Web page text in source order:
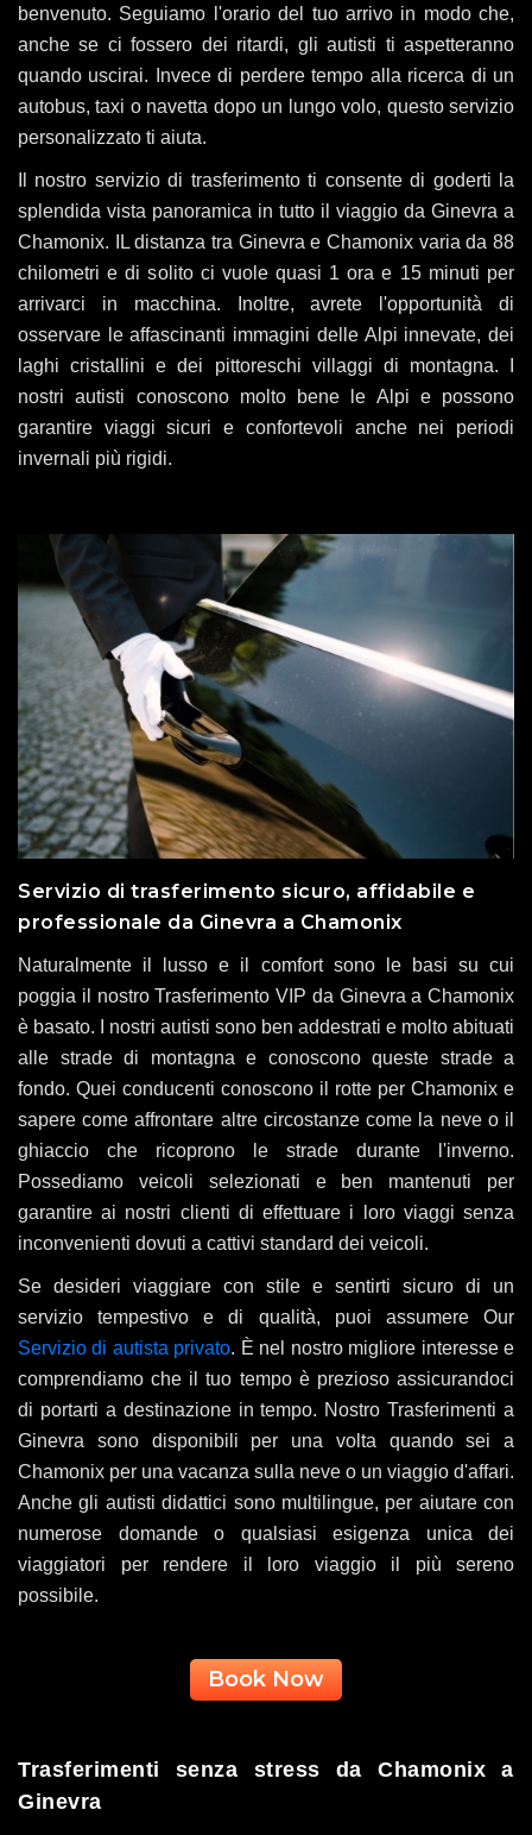
benvenuto. Seguiamo l'orario del tuo arrivo in modo che,
anche se ci fossero dei ritardi, gli autisti ti aspetteranno
quando uscirai. Invece di perdere tempo alla ricerca di un
autobus, taxi o navetta dopo un lungo volo, questo servizio
personalizzato ti aiuta.
Il nostro servizio di trasferimento ti consente di goderti la
splendida vista panoramica in tutto il viaggio da Ginevra a
Chamonix. IL distanza tra Ginevra e Chamonix varia da 88
chilometri e di solito ci vuole quasi 1 ora e 15 minuti per
arrivarci in macchina. Inoltre, avrete l'opportunità di
osservare le affascinanti immagini delle Alpi innevate, dei
laghi cristallini e dei pittoreschi villaggi di montagna. I
nostri autisti conoscono molto bene le Alpi e possono
garantire viaggi sicuri e confortevoli anche nei periodi
invernali più rigidi.
Servizio di trasferimento sicuro, affidabile e
professionale da Ginevra a Chamonix
Naturalmente il lusso e il comfort sono le basi su cui
poggia il nostro Trasferimento VIP da Ginevra a Chamonix
è basato. I nostri autisti sono ben addestrati e molto abituati
alle strade di montagna e conoscono queste strade a
fondo. Quei conducenti conoscono il rotte per Chamonix e
sapere come affrontare altre circostanze come la neve o il
ghiaccio che ricoprono le strade durante l'inverno.
Possediamo veicoli selezionati e ben mantenuti per
garantire ai nostri clienti di effettuare i loro viaggi senza
inconvenienti dovuti a cattivi standard dei veicoli.
Se desideri viaggiare con stile e sentirti sicuro di un
servizio tempestivo e di qualità, puoi assumere Our
Servizio di autista privato. È nel nostro migliore interesse e
comprendiamo che il tuo tempo è prezioso assicurandoci
di portarti a destinazione in tempo. Nostro Trasferimenti a
Ginevra sono disponibili per una volta quando sei a
Chamonix per una vacanza sulla neve o un viaggio d'affari.
Anche gli autisti didattici sono multilingue, per aiutare con
numerose domande o qualsiasi esigenza unica dei
viaggiatori per rendere il loro viaggio il più sereno
possibile.
Book Now
Trasferimenti senza stress da Chamonix a
Ginevra